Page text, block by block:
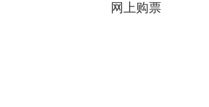
网上购票